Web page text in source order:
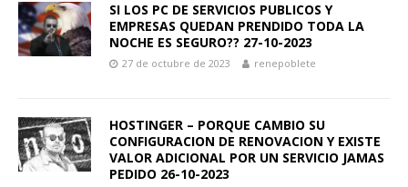
SI LOS PC DE SERVICIOS PUBLICOS Y
EMPRESAS QUEDAN PRENDIDO TODA LA
NOCHE ES SEGURO?? 27-10-2023
27 de octubre de 2023 renepoblete
HOSTINGER – PORQUE CAMBIO SU
CONFIGURACION DE RENOVACION Y EXISTE
VALOR ADICIONAL POR UN SERVICIO JAMAS
PEDIDO 26-10-2023